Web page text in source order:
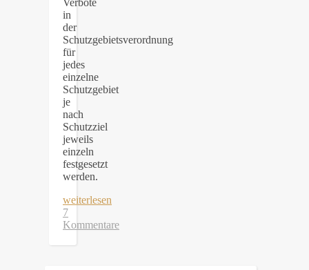
Verbote
in
der
Schutzgebietsverordnung
für
jedes
einzelne
Schutzgebiet
je
nach
Schutzziel
jeweils
einzeln
festgesetzt
werden.
weiterlesen
7
Kommentare